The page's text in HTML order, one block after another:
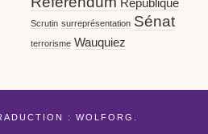
République
Scrutin surreprésentation Sénat
terrorisme Wauquiez
: WOLFORG